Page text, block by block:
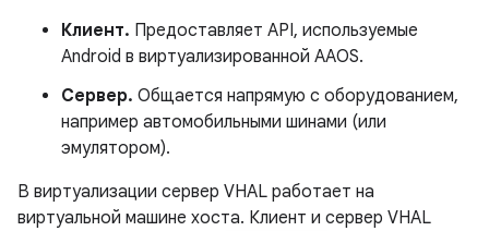
Клиент. Предоставляет API, используемые
Android в виртуализированной AAOS.
Сервер. Общается напрямую с оборудованием,
например автомобильными шинами (или
эмулятором).
В виртуализации сервер VHAL работает на
виртуальной машине хоста. Клиент и сервер VHAL